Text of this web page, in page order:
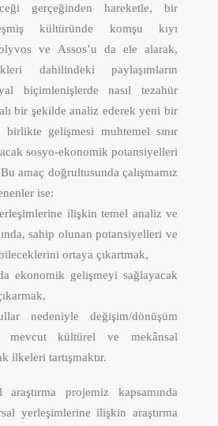
gerçeğinden hareketle, bir
kültüründe komşu kıyı
ve Assos’u da ele alarak,
dahilindeki paylaşımların
biçimlenişlerde nasıl tezahür
bir şekilde analiz ederek yeni bir
birlikte gelişmesi muhtemel sınır
sosyo-ekonomik potansiyelleri
amaç doğrultusunda çalışmamız
ise:
ilişkin temel analiz ve
sahip olunan potansiyelleri ve
ortaya çıkartmak,
ekonomik gelişmeyi sağlayacak
nedeniyle değişim/dönüşüm
mevcut kültürel ve mekânsal
ilkeleri tartışmaktır.
projemiz kapsamında
yerleşimlerine ilişkin araştırma